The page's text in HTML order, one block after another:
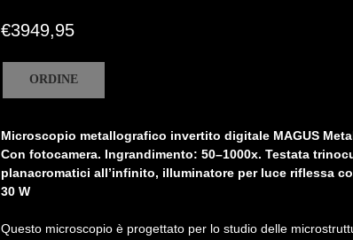
€3949,95
ORDINE
Microscopio metallografico invertito digitale MAGUS
Con fotocamera. Ingrandimento: 50–1000х. Testata
planacromatici all’infinito, illuminatore per luce riflessa
30 W
Questo microscopio è progettato per lo studio delle